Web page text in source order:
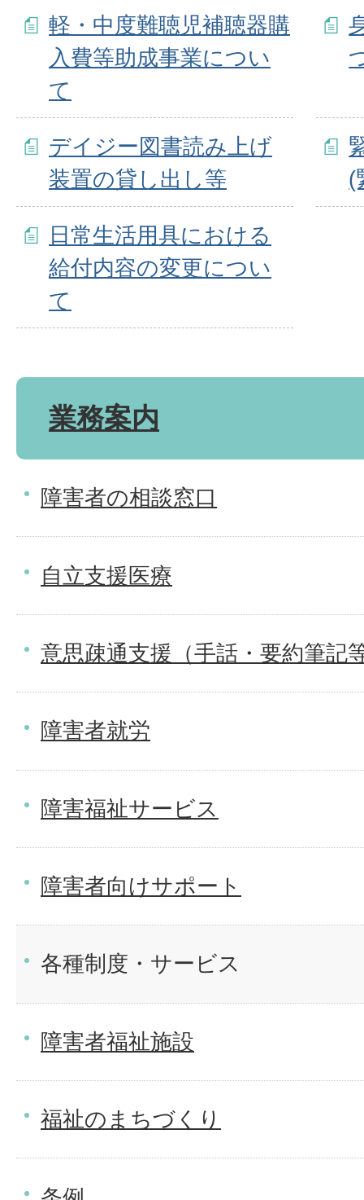
軽・中度難聴児補聴器購
入費等助成事業につい
て
デイジー図書読み上げ
装置の貸し出し等
(
日常生活用具における
給付内容の変更につい
て
業務案内
障害者の相談窓口
自立支援医療
意思疎通支援（手話・要約筆記
障害者就労
障害福祉サービス
障害者向けサポート
各種制度・サービス
障害者福祉施設
福祉のまちづくり